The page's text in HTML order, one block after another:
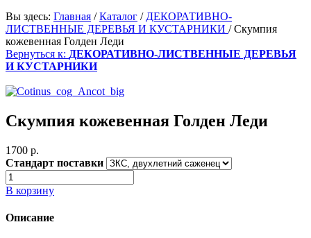
Вы здесь: Главная /Каталог / ДЕКОРАТИВНО-
ЛИСТВЕННЫЕ ДЕРЕВЬЯ И КУСТАРНИКИ /Скумпия
кожевенная Голден Леди
Вернуться к: ДЕКОРАТИВНО-ЛИСТВЕННЫЕ ДЕРЕВЬЯ
И КУСТАРНИКИ
Скумпия кожевенная Голден Леди
1700 p.
Стандарт поставки
В корзину
Описание